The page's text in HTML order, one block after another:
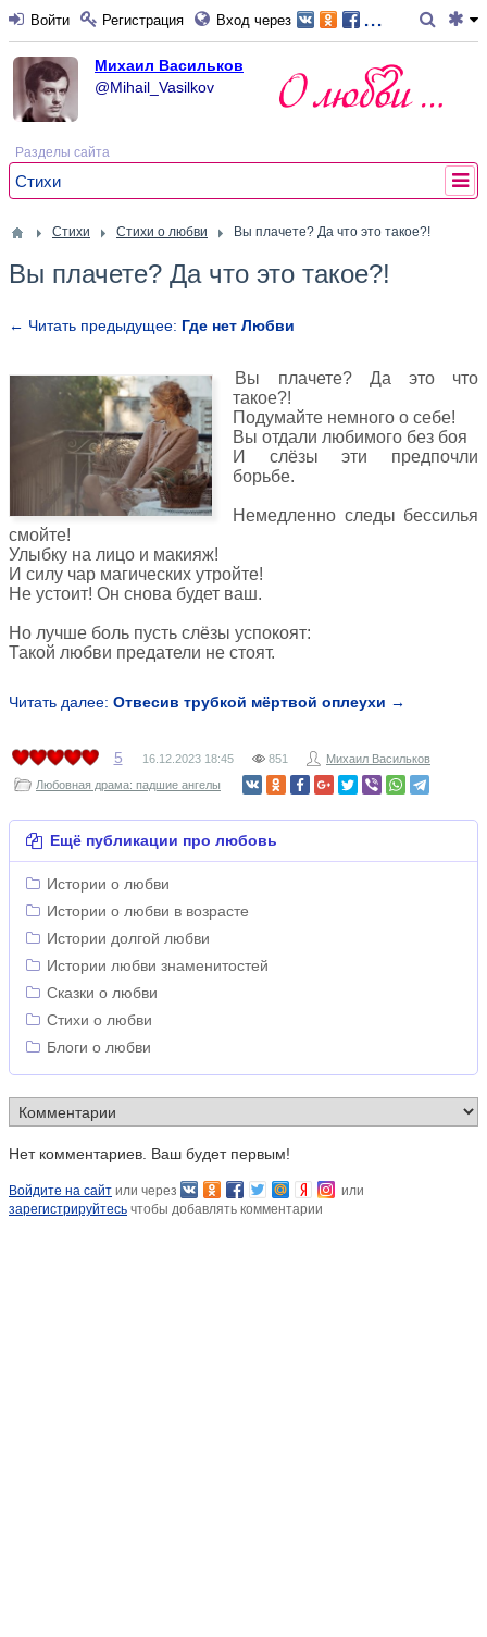
Войти Регистрация Вход через ...
Михаил Васильков
@Mihail_Vasilkov
Разделы сайта
Стихи
Стихи Стихи о любви Вы плачете? Да что это такое?!
Вы плачете? Да что это такое?!
← Читать предыдущее: Где нет Любви
Вы плачете? Да это что
такое?!
Подумайте немного о себе!
Вы отдали любимого без боя
И слёзы эти предпочли
борьбе.
Немедленно следы бессилья
смойте!
Улыбку на лицо и макияж!
И силу чар магических утройте!
Не устоит! Он снова будет ваш.
Но лучше боль пусть слёзы успокоят:
Такой любви предатели не стоят.
Читать далее: Отвесив трубкой мёртвой оплеухи →
5 16.12.2023 18:45 851
Михаил Васильков
Любовная драма: падшие ангелы
Ещё публикации про любовь
Истории о любви
Истории о любви в возрасте
Истории долгой любви
Истории любви знаменитостей
Сказки о любви
Стихи о любви
Блоги о любви
Нет комментариев. Ваш будет первым!
Войдите на сайт или через
или
зарегистрируйтесь чтобы добавлять комментарии